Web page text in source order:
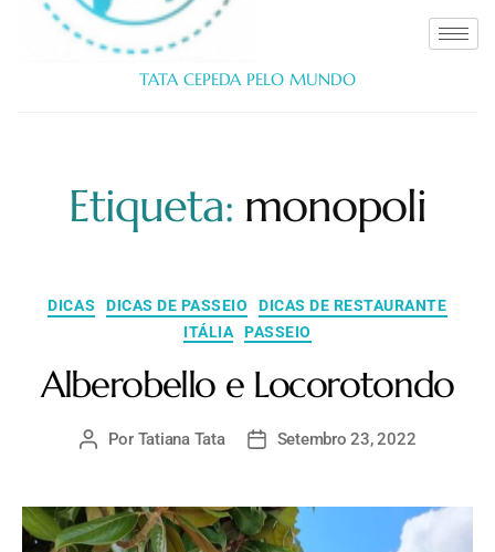
TATA CEPEDA PELO MUNDO
Etiqueta: monopoli
DICAS DICAS DE PASSEIO
DICAS DE RESTAURANTE
ITÁLIA
PASSEIO
Alberobello e Locorotondo
Por Tatiana Tata Setembro 23, 2022